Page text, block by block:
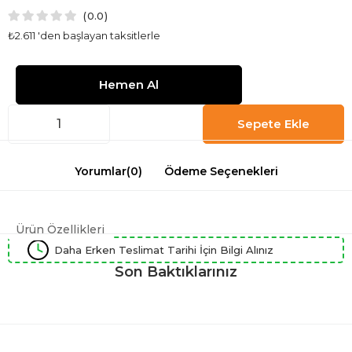
0.0
₺2.611 'den başlayan taksitlerle
Yorumlar(0) Ödeme Seçenekleri
Ürün Özellikleri
Daha Erken Teslimat Tarihi İçin Bilgi Alınız
Son Baktıklarınız